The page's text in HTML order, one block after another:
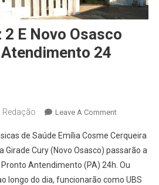
2 E Novo Osasco
24
Redação Leave A CommentOn
Munhoz
2
E
Novo
de Saúde Emília Cosme Cerqueira
Girade Cury (Novo Osasco) passarão a
Antendimento (PA) 24h. Ou
longo do dia, funcionarão como UBS